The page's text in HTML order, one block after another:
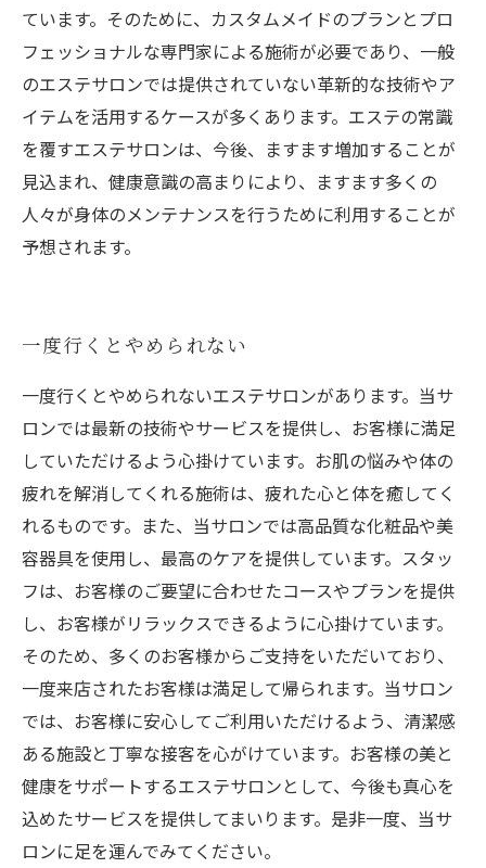
ています。そのために、カスタムメイドのプランとプロ
フェッショナルな専門家による施術が必要であり、一般
のエステサロンでは提供されていない革新的な技術やア
イテムを活用するケースが多くあります。エステの常識
を覆すエステサロンは、今後、ますます増加することが
見込まれ、健康意識の高まりにより、ますます多くの
人々が身体のメンテナンスを行うために利用することが
予想されます。
一度行くとやめられない
一度行くとやめられないエステサロンがあります。当サ
ロンでは最新の技術やサービスを提供し、お客様に満足
していただけるよう心掛けています。お肌の悩みや体の
疲れを解消してくれる施術は、疲れた心と体を癒してく
れるものです。また、当サロンでは高品質な化粧品や美
容器具を使用し、最高のケアを提供しています。スタッ
フは、お客様のご要望に合わせたコースやプランを提供
し、お客様がリラックスできるように心掛けています。
そのため、多くのお客様からご支持をいただいており、
一度来店されたお客様は満足して帰られます。当サロン
では、お客様に安心してご利用いただけるよう、清潔感
ある施設と丁寧な接客を心がけています。お客様の美と
健康をサポートするエステサロンとして、今後も真心を
込めたサービスを提供してまいります。是非一度、当サ
ロンに足を運んでみてください。